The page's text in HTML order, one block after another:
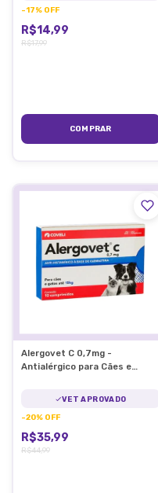
-17% OFF
R$14,99
R$17,99
Alergovet C 0,7mg -
Antialérgico para Cães e
VET APROVADO
-20% OFF
R$35,99
R$44,99